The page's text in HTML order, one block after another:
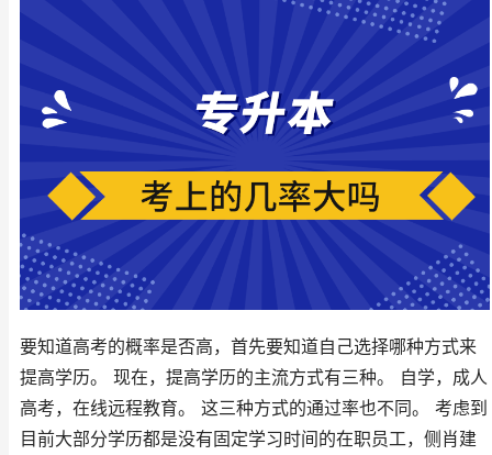
要知道高考的概率是否高，首先要知道自己选择哪种方式来
提高学历。 现在，提高学历的主流方式有三种。 自学，成人
高考，在线远程教育。 这三种方式的通过率也不同。 考虑到
目前大部分学历都是没有固定学习时间的在职员工，侧肖建